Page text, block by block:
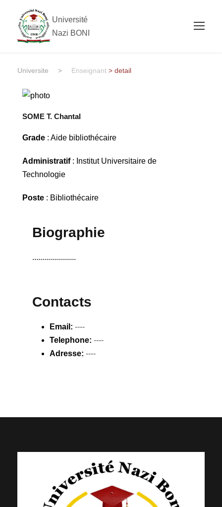
Université
Nazi BONI
Universite > Enseignant > detail
SOME T. Chantal
Grade: Aide bibliothécaire
Administratif : Institut Universitaire de
Technologie
Poste: Bibliothécaire
Biographie
......................
Contacts
Email: ----
Telephone: ----
Adresse: ----